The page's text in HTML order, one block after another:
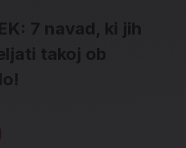
7 navad, ki jih
takoj ob